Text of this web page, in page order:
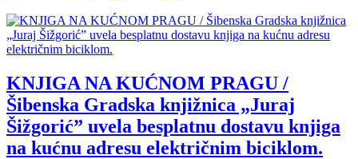
KNJIGA NA KUĆNOM PRAGU /
Šibenska Gradska knjižnica „Juraj
Šižgorić” uvela besplatnu dostavu knjiga
na kućnu adresu električnim biciklom.